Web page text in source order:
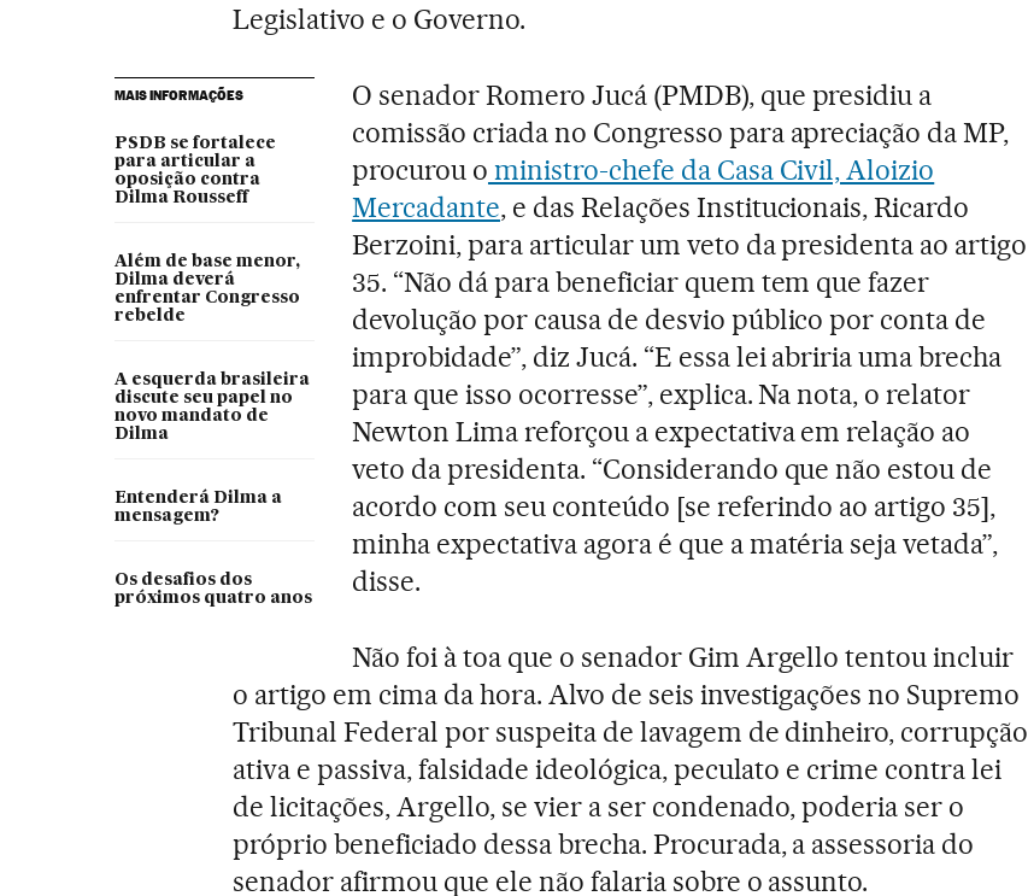
Legislativo e o Governo.
MAIS INFORMAÇÕES
PSDB se fortalece
para articular a
oposição contra
Dilma Rousseff
Além de base menor,
Dilma deverá
enfrentar Congresso
rebelde
A esquerda brasileira
discute seu papel no
novo mandato de
Dilma
Entenderá Dilma a
mensagem?
Os desafios dos
próximos quatro anos
O senador Romero Jucá (PMDB), que presidiu a
comissão criada no Congresso para apreciação da MP,
procurou o ministro-chefe da Casa Civil, Aloizio
Mercadante, e das Relações Institucionais, Ricardo
Berzoini, para articular um veto da presidenta ao artigo
35. “Não dá para beneficiar quem tem que fazer
devolução por causa de desvio público por conta de
improbidade”, diz Jucá. “E essa lei abriria uma brecha
para que isso ocorresse”, explica. Na nota, o relator
Newton Lima reforçou a expectativa em relação ao
veto da presidenta. “Considerando que não estou de
acordo com seu conteúdo [se referindo ao artigo 35],
minha expectativa agora é que a matéria seja vetada”,
disse.
Não foi à toa que o senador Gim Argello tentou incluir
o artigo em cima da hora. Alvo de seis investigações no Supremo
Tribunal Federal por suspeita de lavagem de dinheiro, corrupção
ativa e passiva, falsidade ideológica, peculato e crime contra lei
de licitações, Argello, se vier a ser condenado, poderia ser o
próprio beneficiado dessa brecha. Procurada, a assessoria do
senador afirmou que ele não falaria sobre o assunto.